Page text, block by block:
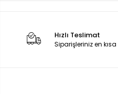
Hızlı Teslimat
Siparişleriniz en